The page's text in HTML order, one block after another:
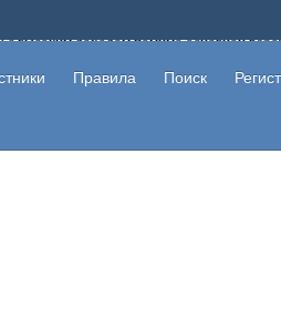
с высоким доходом помимо основной
не попались на развод. Вы сможете
прибыль не заставит себя долго ждать.
Правила Поиск